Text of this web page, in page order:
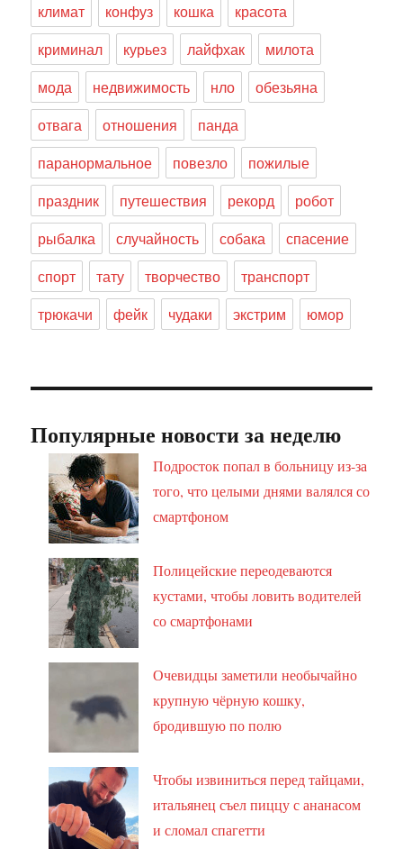
климат конфуз кошка
красота
криминал
курьез лайфхак
милота
мода
недвижимость нло
обезьяна
отвага
отношения
панда
паранормальное
повезло
пожилые
праздник
путешествия рекорд
робот
рыбалка
случайность собака
спасение
спорт
тату творчество
транспорт
трюкачи
фейк чудаки экстрим юмор
Популярные новости за неделю
Подросток попал в больницу из-за
того, что целыми днями валялся со
смартфоном
Полицейские переодеваются
кустами, чтобы ловить водителей
со смартфонами
Очевидцы заметили необычайно
крупную чёрную кошку,
бродившую по полю
Чтобы извиниться перед тайцами,
итальянец съел пиццу с ананасом
и сломал спагетти